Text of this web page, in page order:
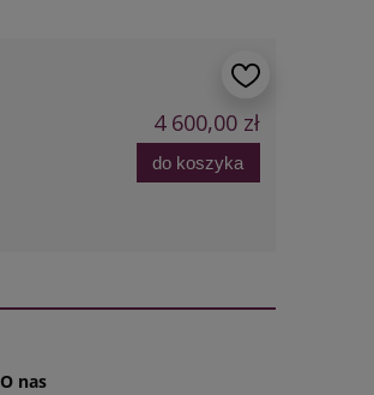
4 600,00 zł
do koszyka
O nas